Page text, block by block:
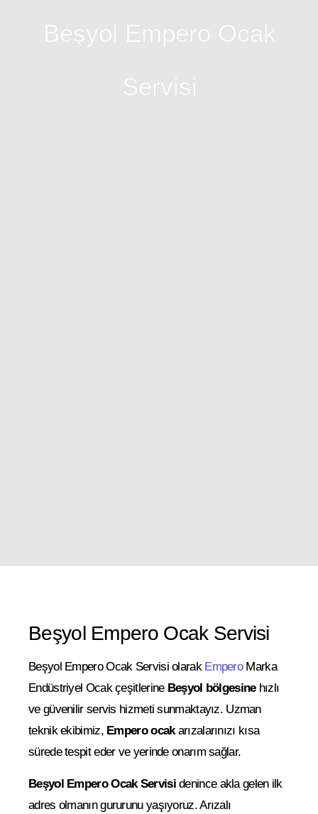
Beşyol Empero Ocak
Servisi
Beşyol Empero Ocak Servisi
Beşyol Empero Ocak Servisi olarak EmperoMarka
Endüstriyel Ocak çeşitlerine Beşyol bölgesinehızlı
ve güvenilir servis hizmeti sunmaktayız. Uzman
teknik ekibimiz, Empero ocakarızalarınızı kısa
sürede tespit eder ve yerinde onarım sağlar.
Beşyol Empero Ocak Servisidenince akla gelen ilk
adres olmanın gururunu yaşıyoruz. Arızalı